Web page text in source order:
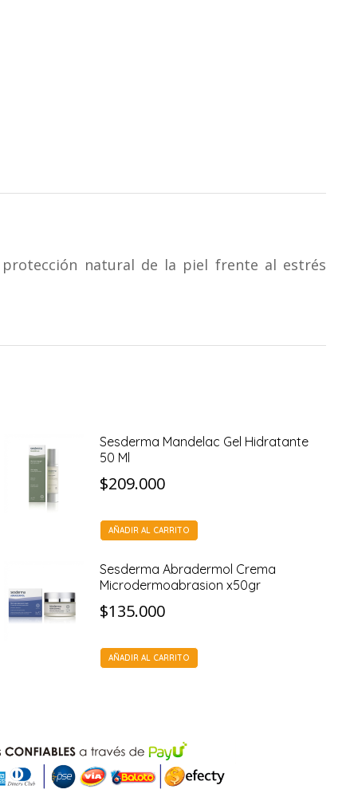
protección natural de la piel frente al estrés
Sesderma Mandelac Gel Hidratante
50 Ml
$209.000
AÑADIR AL CARRITO
Sesderma Abradermol Crema
Microdermoabrasion x50gr
$135.000
AÑADIR AL CARRITO